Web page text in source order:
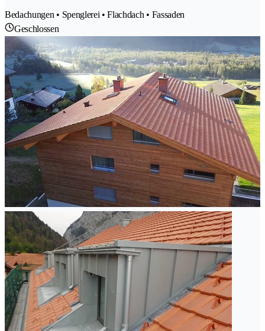
Bedachungen • Spenglerei • Flachdach • Fassaden
Geschlossen